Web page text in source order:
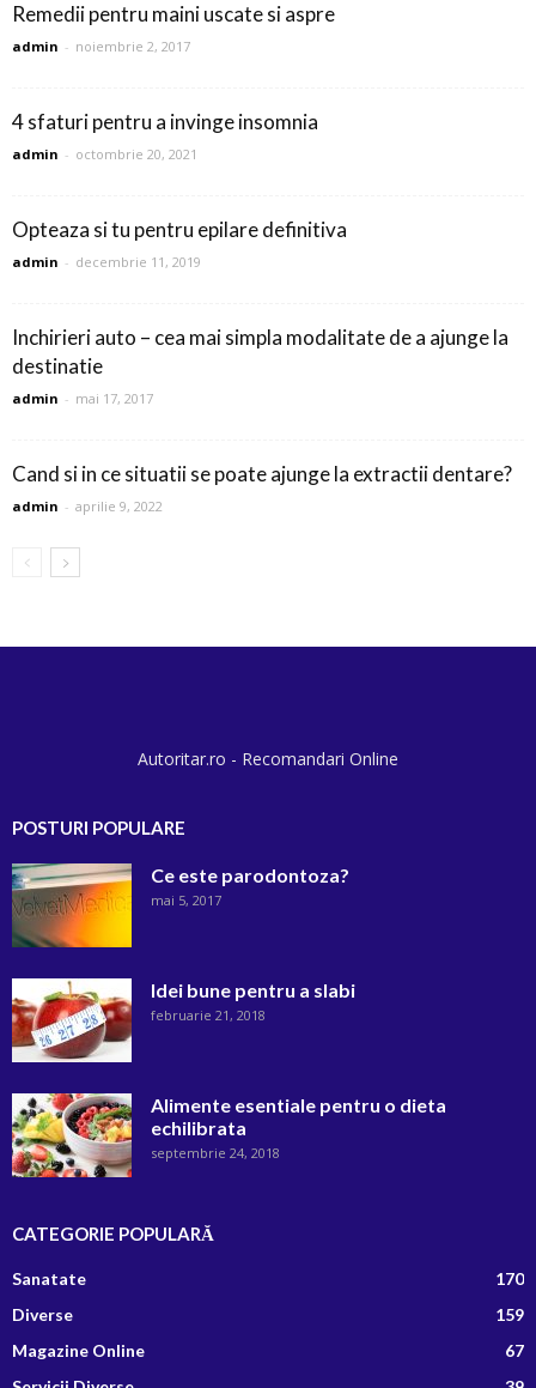
Remedii pentru maini uscate si aspre
admin - noiembrie 2, 2017
4 sfaturi pentru a invinge insomnia
admin - octombrie 20, 2021
Opteaza si tu pentru epilare definitiva
admin - decembrie 11, 2019
Inchirieri auto – cea mai simpla modalitate de a ajunge la
destinatie
admin - mai 17, 2017
Cand si in ce situatii se poate ajunge la extractii dentare?
admin - aprilie 9, 2022
Autoritar.ro - Recomandari Online
POSTURI POPULARE
Ce este parodontoza?
mai 5, 2017
Idei bune pentru a slabi
februarie 21, 2018
Alimente esentiale pentru o dieta
echilibrata
septembrie 24, 2018
CATEGORIE POPULARĂ
Sanatate
170
Diverse
159
Magazine Online
67